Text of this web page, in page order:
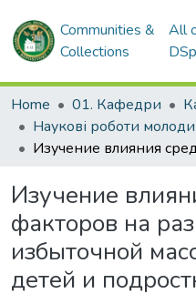
Communities &
Collections
All
Home 01. Кафедри
Изучение
факторов на
избыточной
детей и